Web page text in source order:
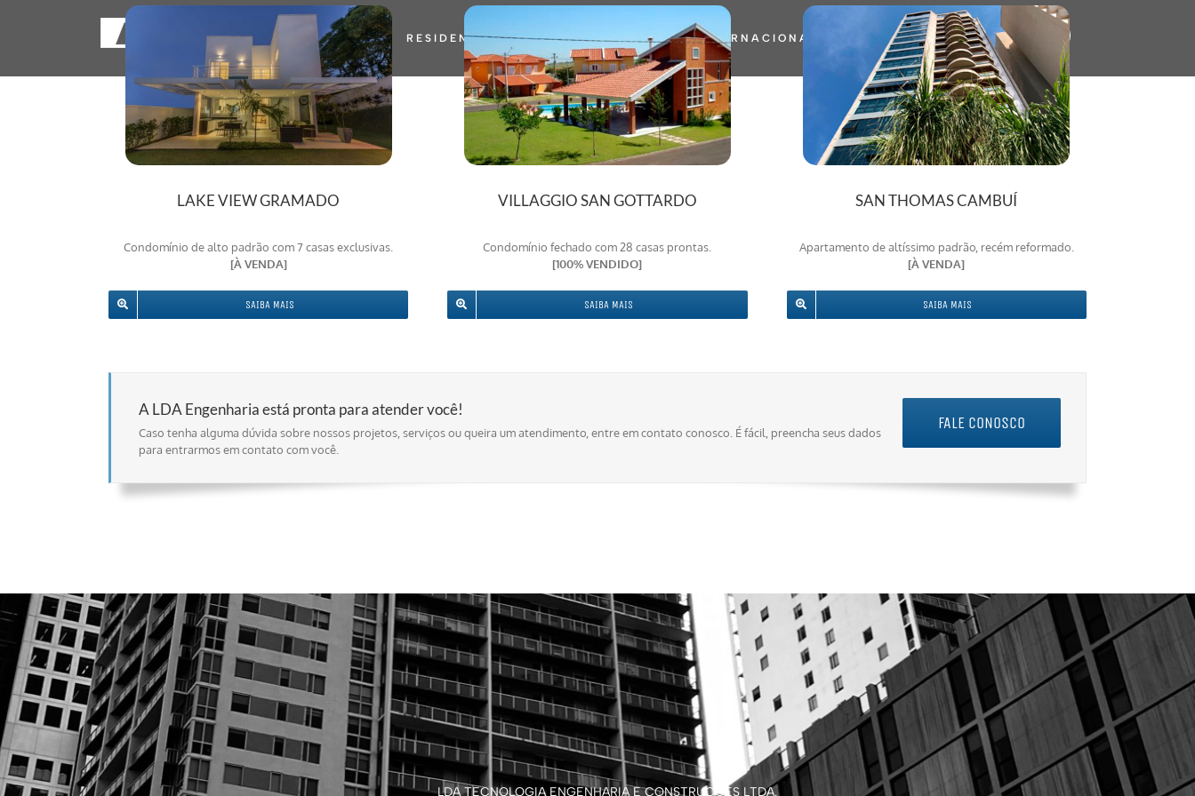
SOBRE A LDA RESIDENCIAIS CORPORATIVOS INTERNACIONAL CONTATO
LAKE VIEW GRAMADO
Condomínio de alto padrão com 7 casas exclusivas.
[À VENDA]
SAIBA MAIS
VILLAGGIO SAN GOTTARDO
Condomínio fechado com 28 casas prontas.
[100% VENDIDO]
SAIBA MAIS
SAN THOMAS CAMBUÍ
Apartamento de altíssimo padrão, recém reformado.
[À VENDA]
SAIBA MAIS
FALE CONOSCO
A LDA Engenharia está pronta para atender você!
Caso tenha alguma dúvida sobre nossos projetos, serviços ou queira um atendimento, entre em contato conosco. É fácil, preencha seus dados
para entrarmos em contato com você.
LDA TECNOLOGIA ENGENHARIA E CONSTRUÇÕES LTDA.